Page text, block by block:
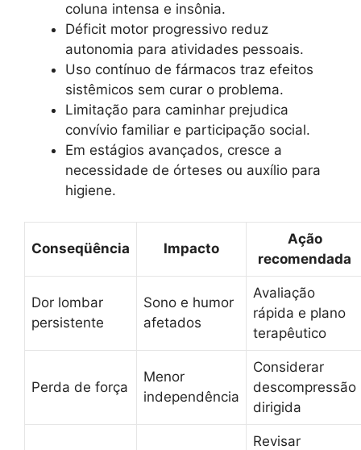
coluna intensa e insônia.
Déficit motor progressivo reduz
autonomia para atividades pessoais.
Uso contínuo de fármacos traz efeitos
sistêmicos sem curar o problema.
Limitação para caminhar prejudica
convívio familiar e participação social.
Em estágios avançados, cresce a
necessidade de órteses ou auxílio para
higiene.
Conseqüência Impacto
Ação
recomendada
Dor lombar
persistente
Sono e humor
afetados
Avaliação
rápida e plano
terapêutico
Perda de força
Menor
independência
Considerar
descompressão
dirigida
Revisar